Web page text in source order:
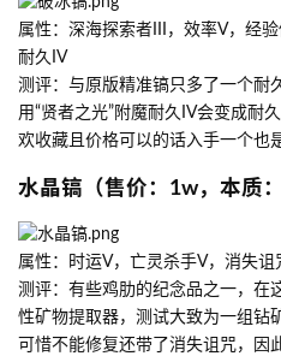
属性：深海探索者III，效率V，经
耐久IV
测评：与原版精准镐只多了一个耐
用“贤者之光”附魔耐久IV会变成耐
欢收藏且价格可以的话入手一个也
水晶镐（售价：1w，本质
属性：时运V，亡灵杀手V，消失诅
测评：有些鸡肋的纪念品之一，在
性矿物提取器，测试大致为一组钻
可惜不能修复还带了消失诅咒，因